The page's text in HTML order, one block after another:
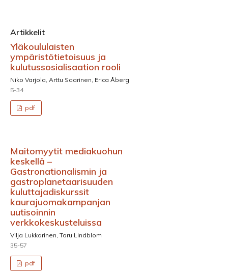
Artikkelit
Yläkoululaisten
ympäristötietoisuus ja
kulutussosialisaation rooli
Niko Varjola, Arttu Saarinen, Erica Åberg
5-34
pdf
Maitomyytit mediakuohun
keskellä –
Gastronationalismin ja
gastroplanetaarisuuden
kuluttajadiskurssit
kaurajuomakampanjan
uutisoinnin
verkkokeskusteluissa
Vilja Lukkarinen, Taru Lindblom
35-57
pdf